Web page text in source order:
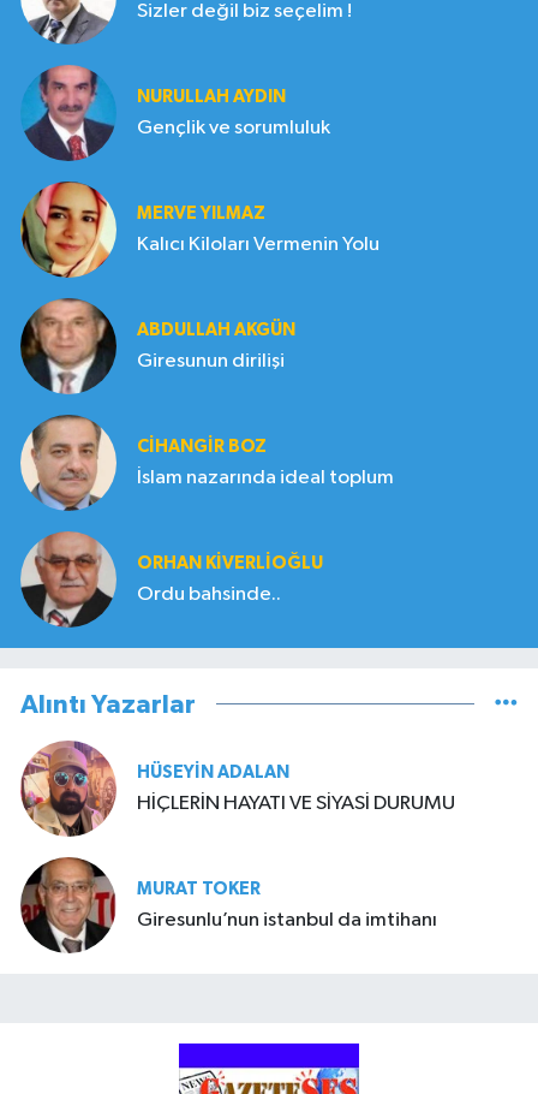
Sizler değil biz seçelim !
NURULLAH AYDIN
Gençlik ve sorumluluk
MERVE YILMAZ
Kalıcı Kiloları Vermenin Yolu
ABDULLAH AKGÜN
Giresunun dirilişi
CIHANGIR BOZ
İslam nazarında ideal toplum
ORHAN KIVERLIOĞLU
Ordu bahsinde..
Alıntı Yazarlar
HÜSEYIN ADALAN
HİÇLERİN HAYATI VE SİYASİ DURUMU
MURAT TOKER
Giresunlu’nun istanbul da imtihanı